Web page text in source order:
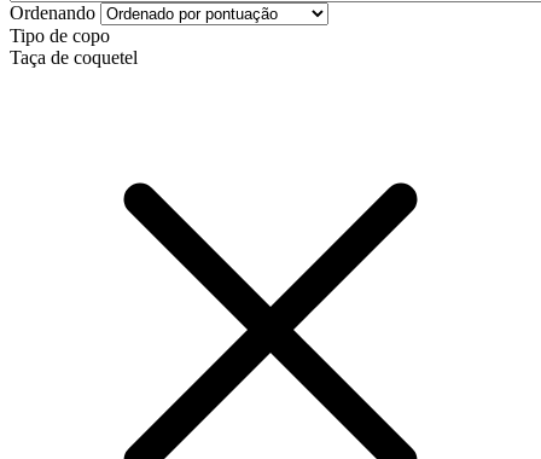
Ordenando
Tipo de copo
Taça de coquetel